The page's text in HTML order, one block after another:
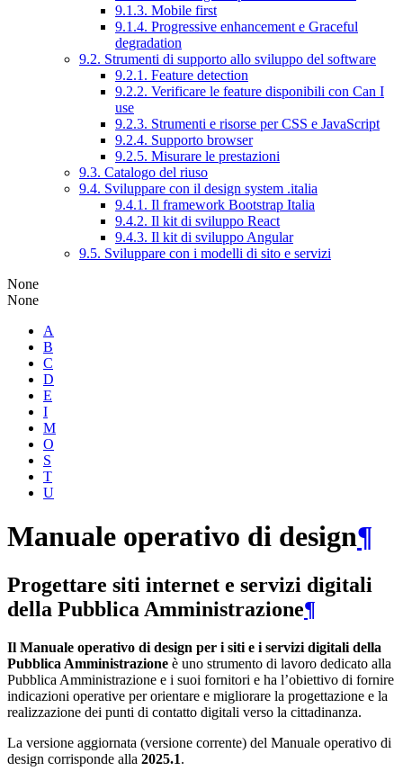
9.1.3. Mobile first
9.1.4. Progressive enhancement e Graceful
degradation
9.2. Strumenti di supporto allo sviluppo del software
9.2.1. Feature detection
9.2.2. Verificare le feature disponibili con Can I
use
9.2.3. Strumenti e risorse per CSS e JavaScript
9.2.4. Supporto browser
9.2.5. Misurare le prestazioni
9.3. Catalogo del riuso
9.4. Sviluppare con il design system .italia
9.4.1. Il framework Bootstrap Italia
9.4.2. Il kit di sviluppo React
9.4.3. Il kit di sviluppo Angular
9.5. Sviluppare con i modelli di sito e servizi
None
None
A
B
C
D
E
I
M
O
S
T
U
Manuale operativo di design¶
Progettare siti internet e servizi digitali
della Pubblica Amministrazione¶
Il Manuale operativo di design per i siti e i servizi digitali della
Pubblica Amministrazione è uno strumento di lavoro dedicato alla
Pubblica Amministrazione e i suoi fornitori e ha l’obiettivo di fornire
indicazioni operative per orientare e migliorare la progettazione e la
realizzazione dei punti di contatto digitali verso la cittadinanza.
La versione aggiornata (versione corrente) del Manuale operativo di
design corrisponde alla 2025.1.